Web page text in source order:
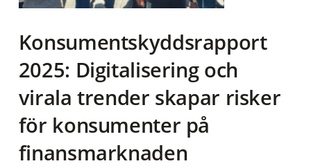
Konsumentskyddsrapport
2025: Digitalisering och
virala trender skapar risker
för konsumenter på
finansmarknaden